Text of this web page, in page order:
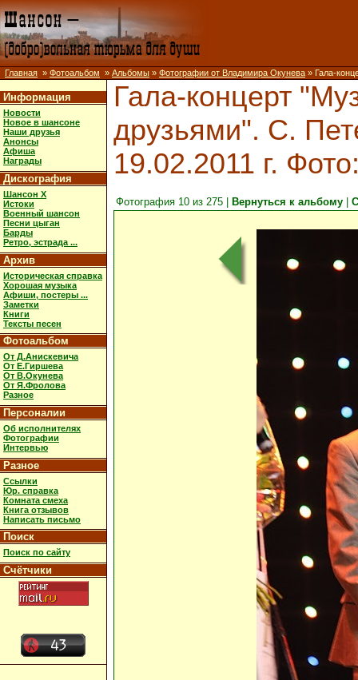
Главная » Фотоальбом » Альбомы » Фотографии от Владимира Окунева » Гала-
Информация
Новости
Новое в шансоне
Наши друзья
Анонсы
Афиша
Награды
Дискография
Шансон X
Истоки
Военный шансон
Песни цыган
Барды
Ретро, эстрада ...
Архив
Историческая справка
Хорошая музыка
Афиши, постеры ...
Заметки
Книги
Тексты песен
Фотоальбом
От Д.Анискевича
От Е.Гиршева
От В.Окунева
От Я.Фролова
Разное
Персоналии
Об исполнителях
Фотографии
Интервью
Разное
Ссылки
Юр. справка
Комната смеха
Книга отзывов
Написать письмо
Поиск
Поиск по сайту
Счётчики
Гала-концерт
друзьями". С.
19.02.2011 г.
Фотография 10 из 275 | Вернуться к альбому